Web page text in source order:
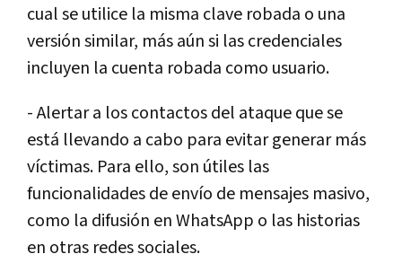
cual se utilice la misma clave robada o una
versión similar, más aún si las credenciales
incluyen la cuenta robada como usuario.
- Alertar a los contactos del ataque que se
está llevando a cabo para evitar generar más
víctimas. Para ello, son útiles las
funcionalidades de envío de mensajes masivo,
como la difusión en WhatsApp o las historias
en otras redes sociales.